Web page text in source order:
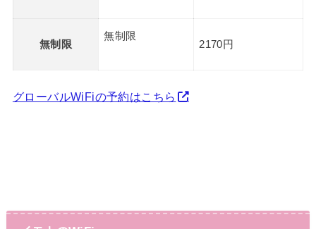
無制限
無制限
2170円
グローバルWiFiの予約はこちら